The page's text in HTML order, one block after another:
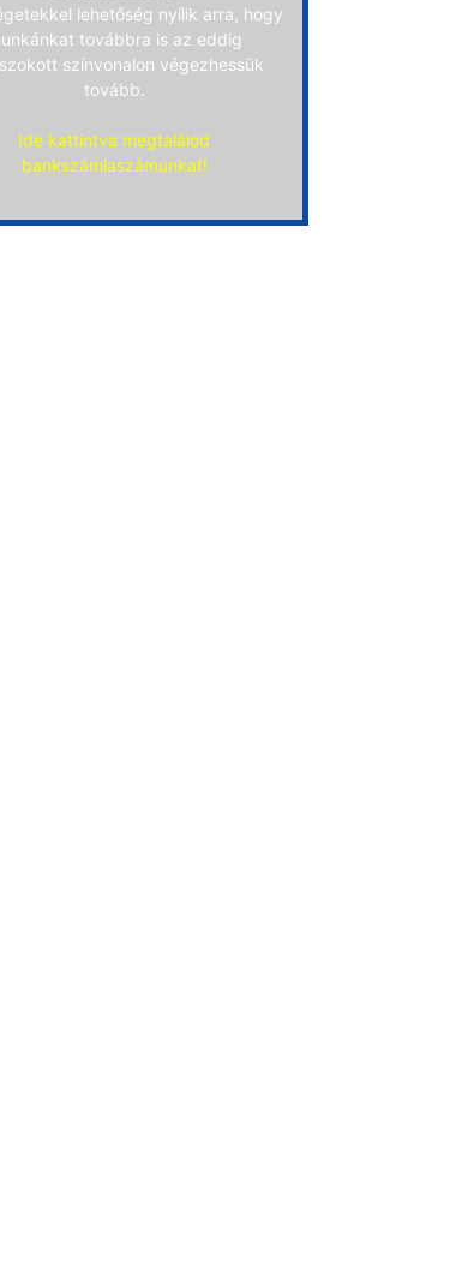
lehetőség nyílik arra, hogy
továbbra is az eddig
színvonalon végezhessük
tovább.
Ide kattintva megtalálod
bankszámlaszámunkat!